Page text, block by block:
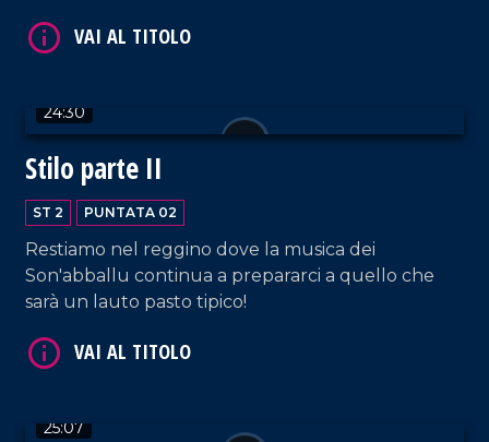
24:30
Stilo parte II
ST 2 PUNTATA 02
Restiamo nel reggino dove la musica dei
Son'abballu continua a prepararci a quello che
sarà un lauto pasto tipico!
25:07